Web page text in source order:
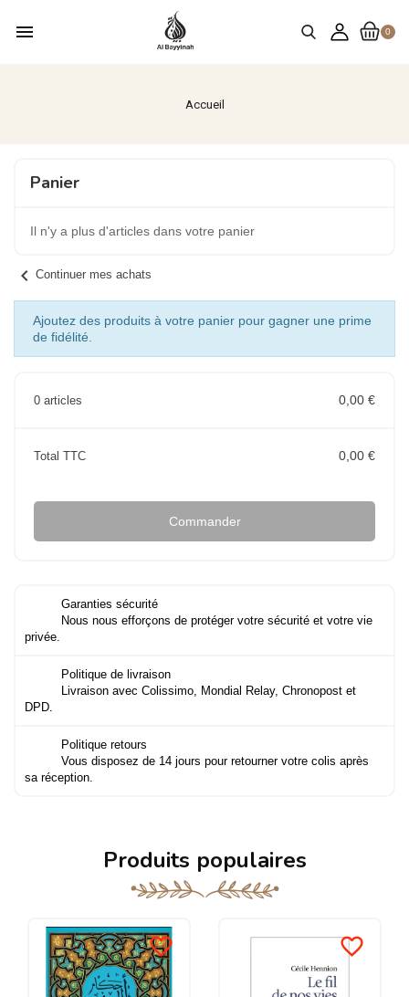
0
menu
Accueil
Panier
Il n'y a plus d'articles dans votre panier
chevron_left Continuer mes achats
Ajoutez des produits à votre panier pour gagner une prime
de fidélité.
0 articles 0,00 €
Total TTC 0,00 €
Commander
Garanties sécurité
Nous nous efforçons de protéger votre sécurité et votre vie
privée.
Politique de livraison
Livraison avec Colissimo, Mondial Relay, Chronopost et
DPD.
Politique retours
Vous disposez de 14 jours pour retourner votre colis après
sa réception.
Produits populaires
favorite_border favorite_border